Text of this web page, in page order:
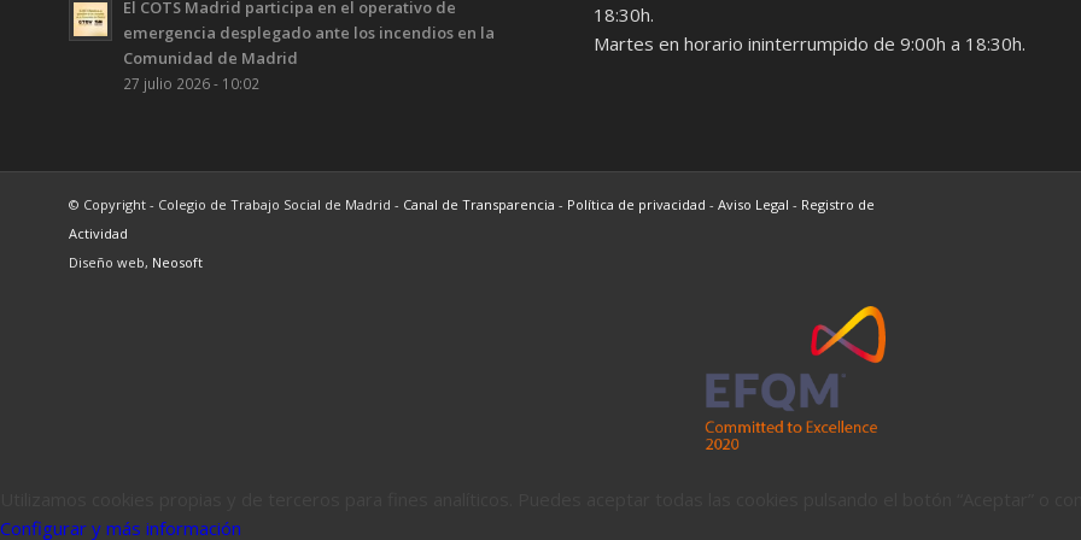
El COTS Madrid participa en el operativo de
emergencia desplegado ante los incendios en la
Comunidad de Madrid
27 julio 2026 - 10:02
18:30h.
Martes en horario ininterrumpido de 9:00h a 18:30h.
© Copyright - Colegio de Trabajo Social de Madrid - Canal de Transparencia - Política de privacidad - Aviso Legal - Registro de
Actividad
Diseño web, Neosoft
Configurar y más información